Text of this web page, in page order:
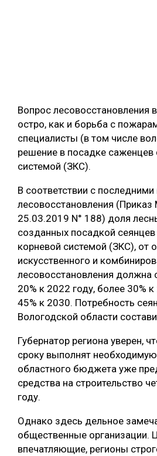
Вопрос лесовосстановления
остро, как и борьба с
специалисты (в том числе
решение в посадке саженцев
системой (ЗКС).
В соответствии с
лесовосстановления
25.03.2019 N° 188) доля
созданных посадкой
корневой системой (ЗКС), от
искусственного и
лесовосстановления должна
20% к 2022 году, более 30%
45% к 2030. Потребность
Вологодской области
Губернатор региона уверен,
сроку выполнят
областного бюджета уже
средства на строительство
году.
Однако здесь дельное
общественные организации.
впечатляющие, регионы